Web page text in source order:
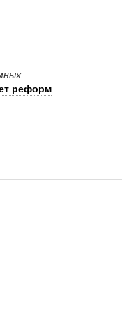
реформ